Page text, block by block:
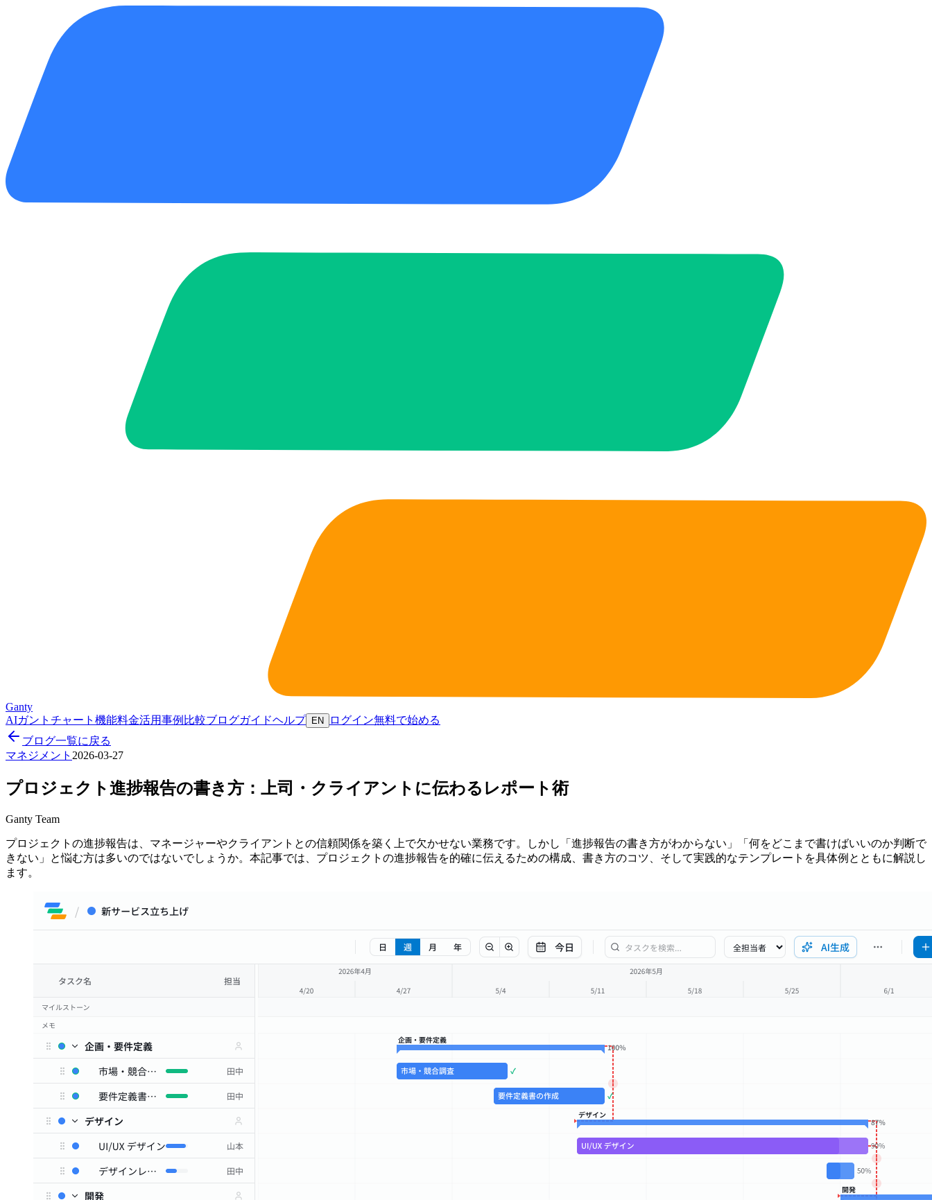
Ganty
AIガントチャート 機能料金活用事例 比較ブログガイドヘルプ EN ログイン無料で始める
ブログ一覧に戻る
マネジメント 2026-03-27
プロジェクト進捗報告の書き方：上司・クライアントに伝わるレポート術
Ganty Team
プロジェクトの進捗報告は、マネージャーやクライアントとの信頼関係を築く上で欠かせない業務です。しかし「進捗報告の書き方がわからない」「何をどこまで書けばいいのか判断で
きない」と悩む方は多いのではないでしょうか。本記事では、プロジェクトの進捗報告を的確に伝えるための構成、書き方のコツ、そして実践的なテンプレートを具体例とともに解説し
ます。